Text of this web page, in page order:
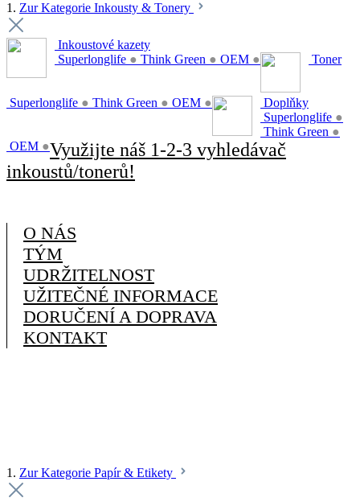
1. Zur Kategorie Inkousty & Tonery
Inkoustové kazety
Superlonglife ● Think Green ● OEM ● Toner
Superlonglife ● Think Green ● OEM ●
Doplňky
Superlonglife ●
Think Green ●
OEM ●Využijte náš 1-2-3 vyhledávač
inkoustů/tonerů!
O NÁS
TÝM
UDRŽITELNOST
UŽITEČNÉ INFORMACE
DORUČENÍ A DOPRAVA
KONTAKT
1. Zur Kategorie Papír & Etikety